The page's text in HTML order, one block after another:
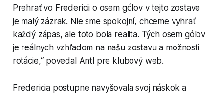
Prehrať vo Fredericii o osem gólov v tejto zostave
je malý zázrak. Nie sme spokojní, chceme vyhrať
každý zápas, ale toto bola realita. Tých osem gólov
je reálnych vzhľadom na našu zostavu a možnosti
rotácie,“ povedal Antl pre klubový web.
Fredericia postupne navyšovala svoj náskok a